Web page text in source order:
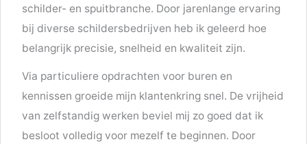
schilder- en spuitbranche. Door jarenlange ervaring
bij diverse schildersbedrijven heb ik geleerd hoe
belangrijk precisie, snelheid en kwaliteit zijn.
Via particuliere opdrachten voor buren en
kennissen groeide mijn klantenkring snel. De vrijheid
van zelfstandig werken beviel mij zo goed dat ik
besloot volledig voor mezelf te beginnen. Door